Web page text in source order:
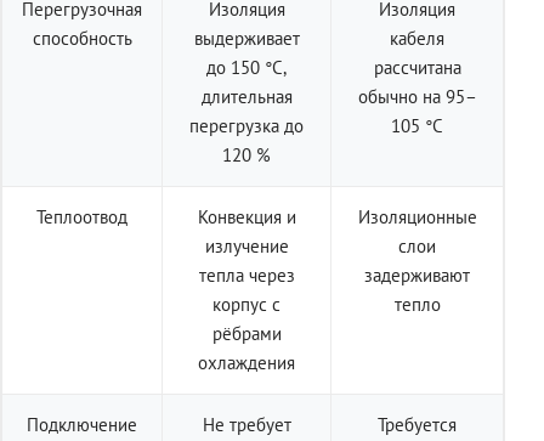
Перегрузочная
способность
Изоляция
выдерживает
до 150 °C,
длительная
перегрузка до
120 %
Изоляция
кабеля
рассчитана
обычно на 95–
105 °C
Теплоотвод
Конвекция и
излучение
тепла через
корпус с
рёбрами
охлаждения
Изоляционные
слои
задерживают
тепло
Подключение
Не требует
Требуется